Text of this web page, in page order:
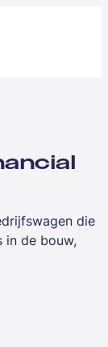
die
in de bouw,
zijn
biedt de
Dit model
voldoende